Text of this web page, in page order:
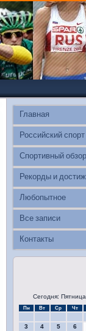
Главная
Российский спорт
Спортивный обзор
Рекорды и
Любопытное
Все записи
Контакты
Сегодня:
Пн Вт Ср Чт
3
4 5 6